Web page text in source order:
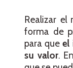
Realizar el
forma de
para que el
su valor.